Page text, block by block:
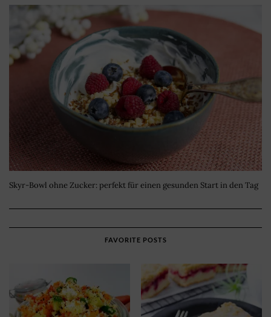
Skyr-Bowl ohne Zucker: perfekt für einen gesunden Start in den Tag
FAVORITE POSTS